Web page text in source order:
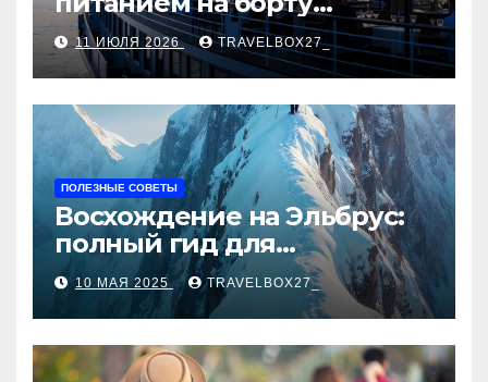
теплохода
11 ИЮЛЯ 2026 TRAVELBOX27_
ПОЛЕЗНЫЕ СОВЕТЫ
Восхождение на Эльбрус:
полный гид для
покорителя высочайшей
вершины Европы
10 МАЯ 2025 TRAVELBOX27_